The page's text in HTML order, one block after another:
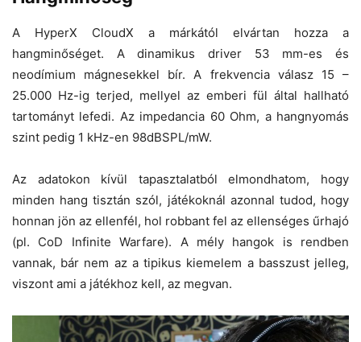
A HyperX CloudX a márkától elvártan hozza a
hangminőséget. A dinamikus driver 53 mm-es és
neodímium mágnesekkel bír. A frekvencia válasz 15 –
25.000 Hz-ig terjed, mellyel az emberi fül által hallható
tartományt lefedi. Az impedancia 60 Ohm, a hangnyomás
szint pedig 1 kHz-en 98dBSPL/mW.
Az adatokon kívül tapasztalatból elmondhatom, hogy
minden hang tisztán szól, játékoknál azonnal tudod, hogy
honnan jön az ellenfél, hol robbant fel az ellenséges űrhajó
(pl. CoD Infinite Warfare). A mély hangok is rendben
vannak, bár nem az a tipikus kiemelem a basszust jelleg,
viszont ami a játékhoz kell, az megvan.